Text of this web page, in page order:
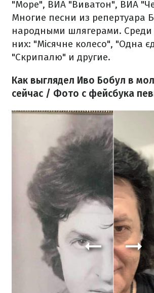
"Море", ВИА "Виватон", ВИА
Многие песни из репертуара
народными шлягерами. Среди
них: "Місячне колесо", "Одна
"Скрипалю" и другие.
Как выглядел Иво Бобул в
сейчас / Фото с фейсбука